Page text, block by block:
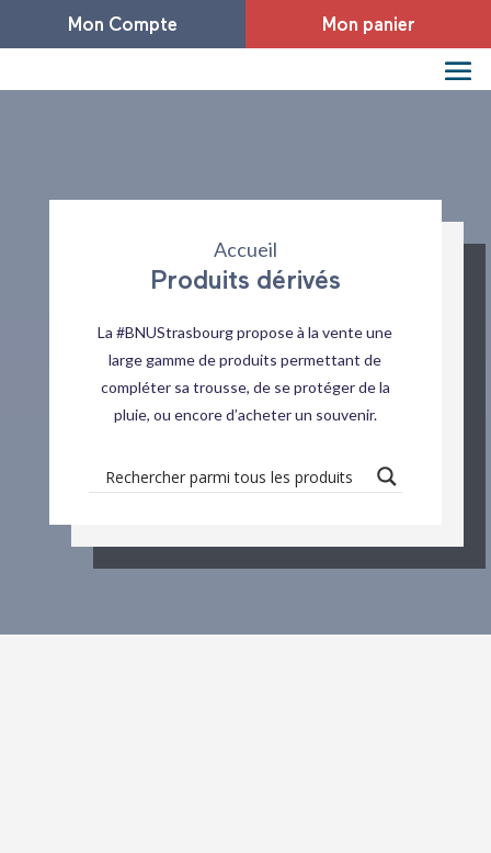
Mon Compte Mon panier
Accueil
Produits dérivés
La #BNUStrasbourg propose à la vente une
large gamme de produits permettant de
compléter sa trousse, de se protéger de la
pluie, ou encore d’acheter un souvenir.